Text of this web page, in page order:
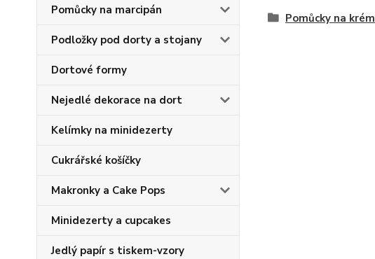
Pomůcky na marcipán
Podložky pod dorty a stojany
Dortové formy
Nejedlé dekorace na dort
Kelímky na minidezerty
Cukrářské košíčky
Makronky a Cake Pops
Minidezerty a cupcakes
Jedlý papír s tiskem-vzory
Pomůcky na krém